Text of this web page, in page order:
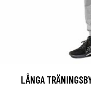
LÅNGA